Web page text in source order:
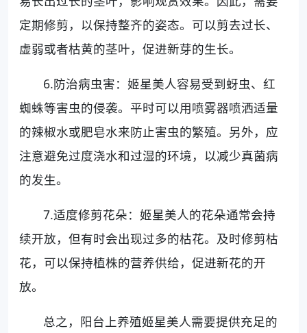
定期修剪，以保持整齐的姿态。可以剪去过长、
虚弱或者枯黄的茎叶，促进新芽的生长。
6.防治病虫害：姬星美人容易受到蚜虫、红
蜘蛛等害虫的侵袭。平时可以用喷雾器喷洒适量
的辣椒水或肥皂水来防止害虫的繁殖。另外，应
注意避免过度浇水和过湿的环境，以减少真菌病
的发生。
7.适度修剪花朵：姬星美人的花朵通常会持
续开放，但有时会出现过多的枯花。及时修剪枯
花，可以保持植株的营养供给，促进新花的开
放。
总之，阳台上养殖姬星美人需要提供充足的